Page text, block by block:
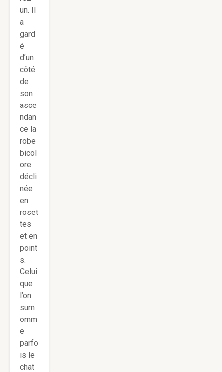
un. Il
a
gard
é
d’un
côté
de
son
asce
ndan
ce la
robe
bicol
ore
décli
née
en
roset
tes
et en
point
s.
Celui
que
l’on
surn
omm
e
parfo
is le
chat